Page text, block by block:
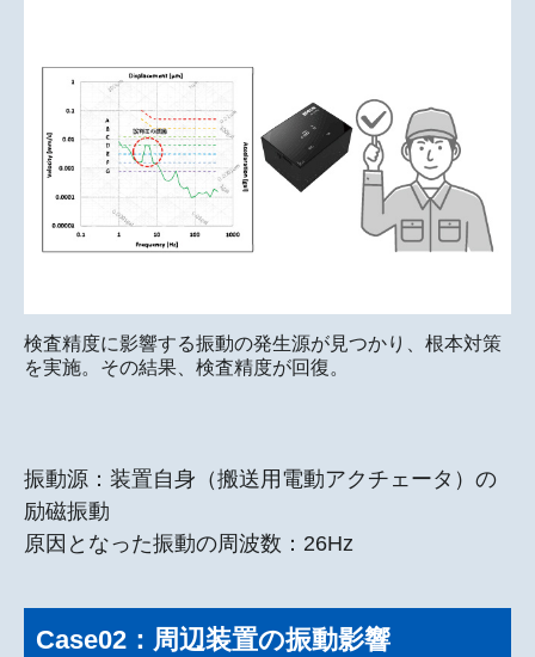
検査精度に影響する振動の発生源が見つかり、根本対策
を実施。その結果、検査精度が回復。
振動源：装置自身（搬送用電動アクチェータ）の
励磁振動
原因となった振動の周波数：26Hz
Case02：周辺装置の振動影響